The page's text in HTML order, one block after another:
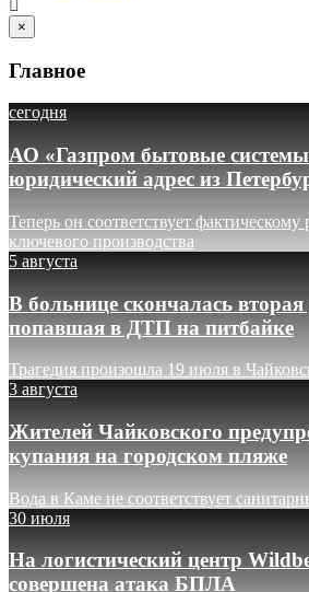
×
Главное
сегодня
АО «Газпром бытовые
юридический адрес из
Теперь он соответствует
ключевого производства
5 августа
В больнице скончалась
попавшая в ДТП на питбайке
Трагедия произошла 19 июля в
3 августа
Жителей Чайковского
купания на городском пляже
Вода в Каме не соответствует
30 июля
На логистический центр
совершена атака БПЛА